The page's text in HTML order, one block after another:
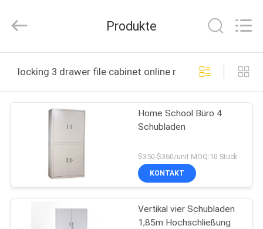
PRODUKTE
FABRIK-
AUSFLUG
Rights
Reserved.
ECER
Produkte
locking 3 drawer file cabinet online manufacture
Home School Büro 4
Schubladen
$350-$360/unit MOQ:10 Stück
KONTAKT
Vertikal vier Schubladen
1,85m Hochschließung